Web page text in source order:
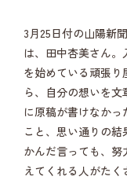
3月25日付の山陽新
は、田中杏美さん
を始めている頑張
ら、自分の想いを
に原稿が書けなか
こと、思い通りの
かんだ言っても、
えてくれる人がた